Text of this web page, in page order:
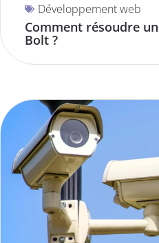
Développement web
Comment résoudre
Bolt ?